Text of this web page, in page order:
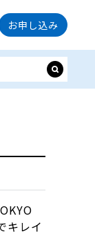
お申し込み
キレイ